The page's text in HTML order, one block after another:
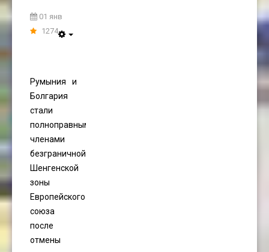
01 янв
1274
Румыния и
Болгария
стали
полноправными
членами
безграничной
Шенгенской
зоны
Европейского
союза
после
отмены